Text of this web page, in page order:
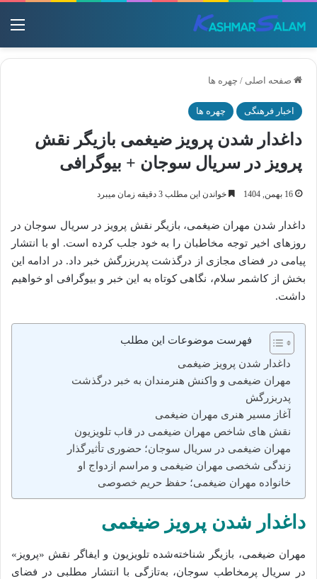
صفحه اصلی / چهره ها
اخبار فرهنگی چهره ها
داغدار شدن پرویز ضیغمی بازیگر نقش
پرویز در سریال سوجان + بیوگرافی
16 بهمن, 1404 خواندن این مطلب 3 دقیقه زمان میبرد
داغدار شدن مهران ضیغمی، بازیگر نقش پرویز در سریال سوجان در
روزهای اخیر توجه مخاطبان را به خود جلب کرده است. او با انتشار
پیامی در فضای مجازی از درگذشت پدربزرگش خبر داد. در ادامه این
بخش از کاشمر سلام، نگاهی کوتاه به این خبر و بیوگرافی او خواهیم
داشت.
فهرست موضوعات این مطلب
داغدار شدن پرویز ضیغمی
مهران ضیغمی و واکنش هنرمندان به خبر درگذشت
پدربزرگش
آغاز مسیر هنری مهران ضیغمی
نقش‌ های شاخص مهران ضیغمی در قاب تلویزیون
مهران ضیغمی در سریال سوجان؛ حضوری تأثیرگذار
زندگی شخصی مهران ضیغمی و مراسم ازدواج او
خانواده مهران ضیغمی؛ حفظ حریم خصوصی
داغدار شدن پرویز ضیغمی
مهران ضیغمی، بازیگر شناخته‌شده تلویزیون و ایفاگر نقش «پرویز»
در سریال پرمخاطب سوجان، به‌تازگی با انتشار مطلبی در فضای